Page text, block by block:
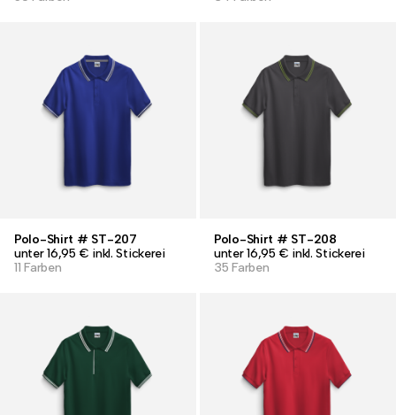
Polo-Shirt # ST-207
unter 16,95 € inkl. Stickerei
11 Farben
Polo-Shirt # ST-208
unter 16,95 € inkl. Stickerei
35 Farben